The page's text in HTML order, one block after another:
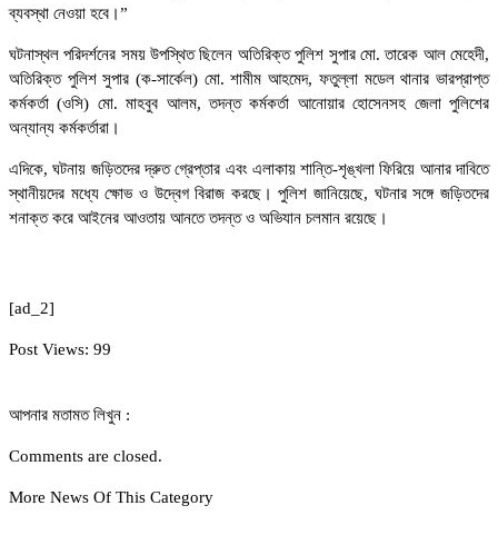
ব্যবস্থা নেওয়া হবে।”
ঘটনাস্থল পরিদর্শনের সময় উপস্থিত ছিলেন অতিরিক্ত পুলিশ সুপার মো. তারেক আল মেহেদী,
অতিরিক্ত পুলিশ সুপার (ক-সার্কেল) মো. শামীম আহমেদ, ফতুল্লা মডেল থানার ভারপ্রাপ্ত
কর্মকর্তা (ওসি) মো. মাহবুব আলম, তদন্ত কর্মকর্তা আনোয়ার হোসেনসহ জেলা পুলিশের
অন্যান্য কর্মকর্তারা।
এদিকে, ঘটনায় জড়িতদের দ্রুত গ্রেপ্তার এবং এলাকায় শান্তি-শৃঙ্খলা ফিরিয়ে আনার দাবিতে
স্থানীয়দের মধ্যে ক্ষোভ ও উদ্বেগ বিরাজ করছে। পুলিশ জানিয়েছে, ঘটনার সঙ্গে জড়িতদের
শনাক্ত করে আইনের আওতায় আনতে তদন্ত ও অভিযান চলমান রয়েছে।
[ad_2]
Post Views: 99
আপনার মতামত লিখুন :
Comments are closed.
More News Of This Category